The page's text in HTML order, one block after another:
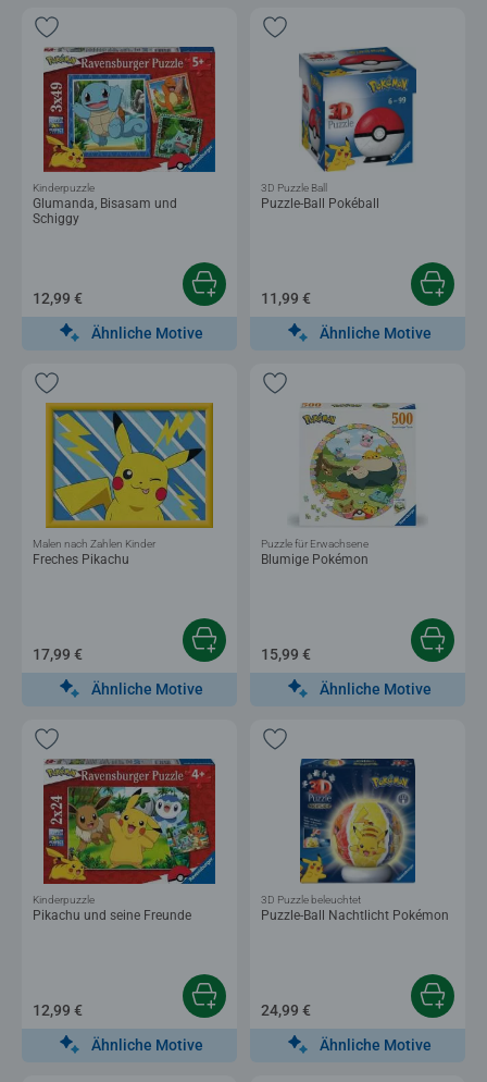
Glumanda, Bisasam und
Schiggy
Kinderpuzzle
12,99 €
Ähnliche Motive
Puzzle-Ball Pokéball
3D Puzzle Ball
11,99 €
Ähnliche Motive
Freches Pikachu
Malen nach Zahlen Kinder
17,99 €
Ähnliche Motive
Blumige Pokémon
Puzzle für Erwachsene
15,99 €
Ähnliche Motive
Pikachu und seine Freunde
Kinderpuzzle
12,99 €
Ähnliche Motive
Puzzle-Ball Nachtlicht Pokémon
3D Puzzle beleuchtet
24,99 €
Ähnliche Motive